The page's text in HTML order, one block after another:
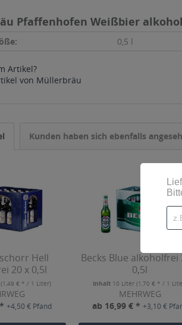
Pfaffenhofen Weißbier
0,5 l
Artikel?
von Müllerbräu
Kunden haben sich ebenfalls
Hell
20 x 0,5l
(1,49 € * / 1 Liter)
*+4,50 € Pfand
Becks Blue alkoholfrei
0,5l
Inhalt 10 Liter(1,70 € * / 1
MEHRWEG
ab 16,99 € * +3,10 €